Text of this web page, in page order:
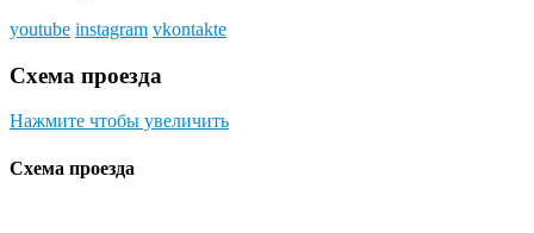
youtube instagram vkontakte
Схема проезда
Нажмите чтобы увеличить
Схема проезда